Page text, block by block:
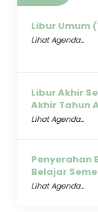
Libur Umum
Lihat Agenda...
Libur Akhir
Akhir Tahun
Lihat Agenda...
Penyerahan
Belajar
Lihat Agenda...